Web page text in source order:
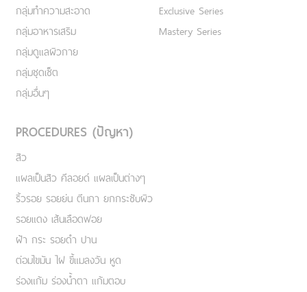
กลุ่มทำความสะอาด
กลุ่มอาหารเสริม
กลุ่มดูแลผิวกาย
กลุ่มชุดเซ็ต
กลุ่มอื่นๆ
Exclusive Series
Mastery Series
PROCEDURES (ปัญหา)
สิว
แผลเป็นสิว คีลอยด์ แผลเป็นต่างๆ
ริ้วรอย รอยย่น ตีนกา ยกกระชับผิว
รอยแดง เส้นเลือดฟอย
ฝ้า กระ รอยดำ ปาน
ต่อมไขมัน ไฝ ขี้แมลงวัน หูด
ร่องแก้ม ร่องน้ำตา แก้มตอบ